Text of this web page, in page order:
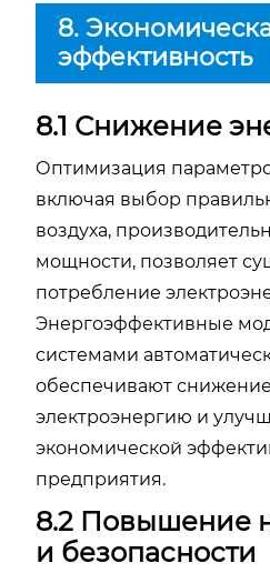
8.
эффективность
8.1 Снижение
Оптимизация
включая выбор
воздуха,
мощности, позволяет
потребление
Энергоэффективные
системами
обеспечивают снижение
электроэнергию и
экономической
предприятия.
8.2 Повышение
и безопасности